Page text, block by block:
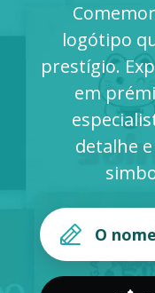
Ideias de
Produtos
logótipo
prestígio.
em
detalhe